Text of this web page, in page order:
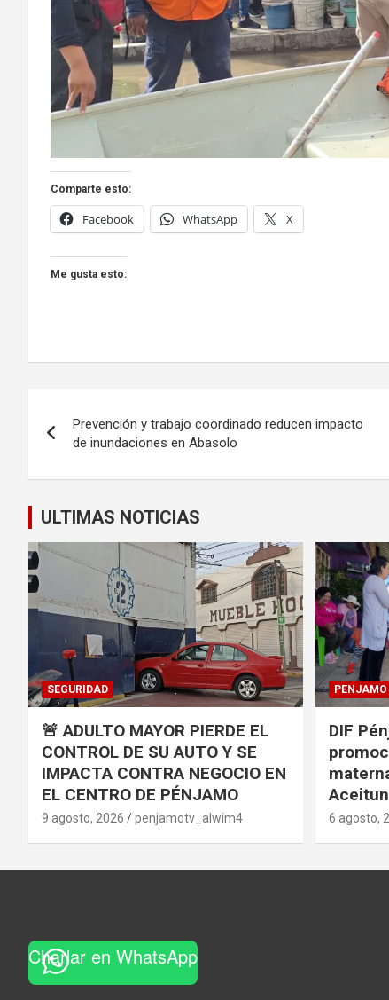
Comparte esto:
Facebook WhatsApp X
Me gusta esto:
de
entradas
Prevención y trabajo coordinado reducen impacto
de inundaciones en Abasolo
ULTIMAS NOTICIAS
SEGURIDAD
🚨 ADULTO MAYOR PIERDE EL
CONTROL DE SU AUTO Y SE
IMPACTA CONTRA NEGOCIO EN
EL CENTRO DE PÉNJAMO
9 agosto, 2026 penjamotv_alwim4
PENJAMO
DIF
6 agosto,
Charlar en WhatsApp